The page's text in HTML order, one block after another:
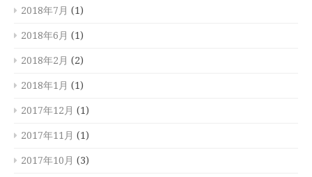
2018年7月 (1)
2018年6月 (1)
2018年2月 (2)
2018年1月 (1)
2017年12月 (1)
2017年11月 (1)
2017年10月 (3)